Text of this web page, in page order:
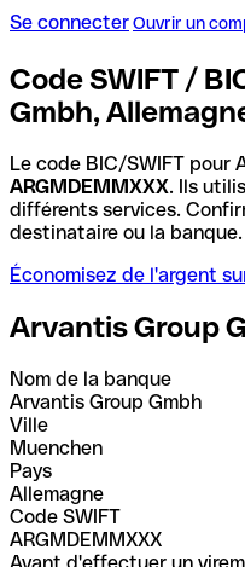
Se connecterOuvrir un
Code SWIFT /
Gmbh,
Le code BIC/SWIFT pour
ARGMDEMMXXX. Ils
différents services.
destinataire ou la banque.
Économisez de l'argent
Arvantis Group
Nom de la banque
Arvantis Group Gmbh
Ville
Muenchen
Pays
Allemagne
Code SWIFT
ARGMDEMMXXX
Avant d'effectuer un